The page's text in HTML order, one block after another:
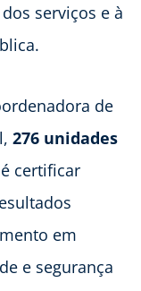
serviços e à
de
276 unidades
certificar
em
e segurança